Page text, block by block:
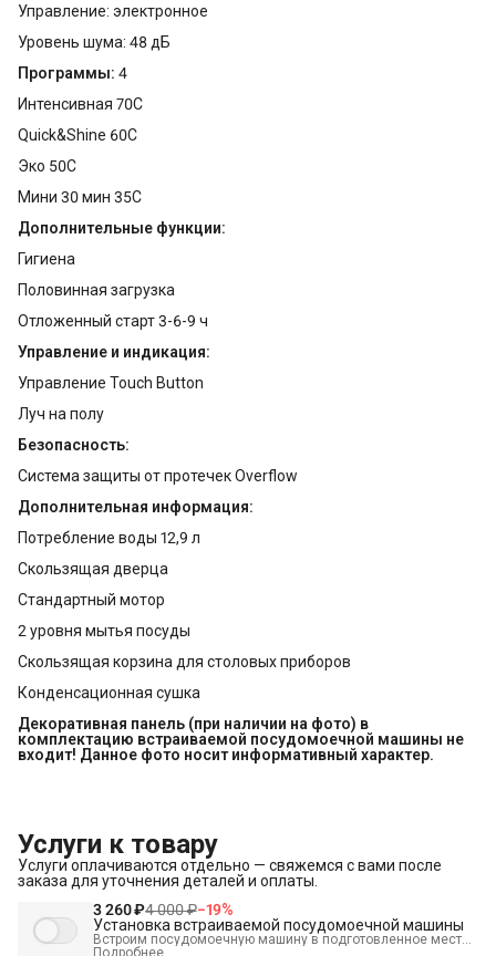
Управление: электронное
Уровень шума: 48 дБ
Программы: 4
Интенсивная 70С
Quick&Shine 60С
Эко 50С
Мини 30 мин 35С
Дополнительные функции:
Гигиена
Половинная загрузка
Отложенный старт 3-6-9 ч
Управление и индикация:
Управление Touch Button
Луч на полу
Безопасность:
Система защиты от протечек Overflow
Дополнительная информация:
Потребление воды 12,9 л
Скользящая дверца
Стандартный мотор
2 уровня мытья посуды
Скользящая корзина для столовых приборов
Конденсационная сушка
Декоративная панель (при наличии на фото) в
комплектацию встраиваемой посудомоечной машины не
входит! Данное фото носит информативный характер.
Услуги к товару
Услуги оплачиваются отдельно — свяжемся с вами после
заказа для уточнения деталей и оплаты.
3 260 ₽4 000 ₽−19%
Установка встраиваемой посудомоечной машины
Встроим посудомоечную машину в подготовленное место,
выставим по уровню и подключим к электрике,
Подробнее